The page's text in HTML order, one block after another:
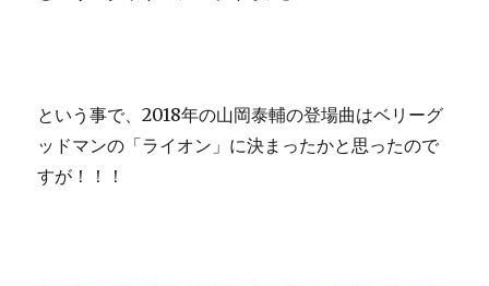
という事で、2018年の山岡泰輔の登場曲はベリーグ
ッドマンの「ライオン」に決まったかと思ったので
すが！！！